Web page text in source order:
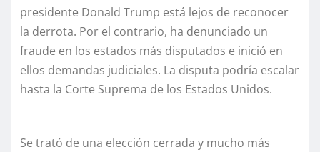
presidente Donald Trump está lejos de reconocer
la derrota. Por el contrario, ha denunciado un
fraude en los estados más disputados e inició en
ellos demandas judiciales. La disputa podría escalar
hasta la Corte Suprema de los Estados Unidos.
Se trató de una elección cerrada y mucho más